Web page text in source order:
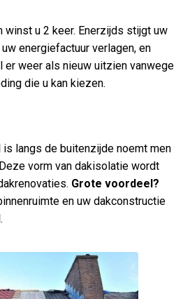
winst u 2 keer. Enerzijds stijgt uw
energiefactuur verlagen, en
er weer als nieuw uitzien vanwege
die u kan kiezen.
is langs de buitenzijde noemt men
vorm van dakisolatie wordt
Grote voordeel?
en uw dakconstructie